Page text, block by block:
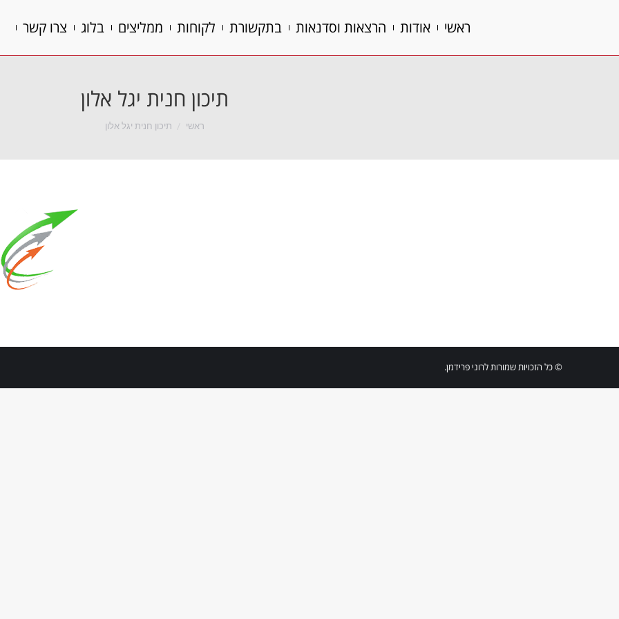
ראשי אודות הרצאות וסדנאות בתקשורת לקוחות ממליצים בלוג צרו קשר
תיכון חנית יגל אלון
הנך נמצא כאן:
ראשי תיכון חנית יגל אלון
© כל הזכויות שמורות לרוני פרידמן.
ראשי אודות הרצאות וסדנאות בתקשורת לקוחות ממליצים בלוג צרו קשר